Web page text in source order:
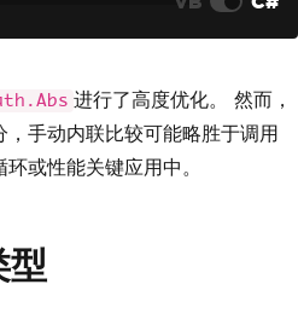
进行了高度优化。 然而，
手动内联比较可能略胜于调用
环或性能关键应用中。
型